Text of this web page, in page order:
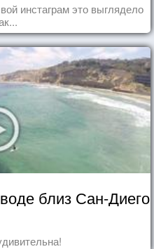
инстаграм это выглядело
близ Сан-Диего